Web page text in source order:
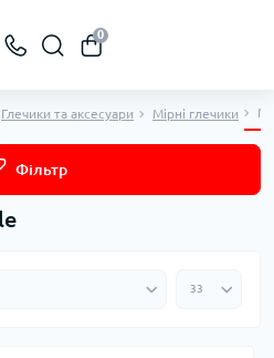
0
Глечики та аксесуари Мірні глечики
Фільтр